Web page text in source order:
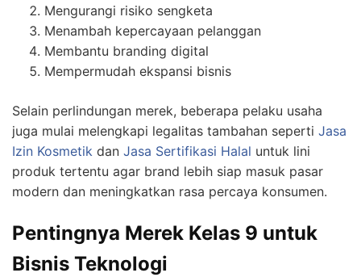
Mengurangi risiko sengketa
Menambah kepercayaan pelanggan
Membantu branding digital
Mempermudah ekspansi bisnis
Selain perlindungan merek, beberapa pelaku usaha
juga mulai melengkapi legalitas tambahan seperti Jasa
Izin Kosmetik dan Jasa Sertifikasi Halal untuk lini
produk tertentu agar brand lebih siap masuk pasar
modern dan meningkatkan rasa percaya konsumen.
Pentingnya Merek Kelas 9 untuk
Bisnis Teknologi